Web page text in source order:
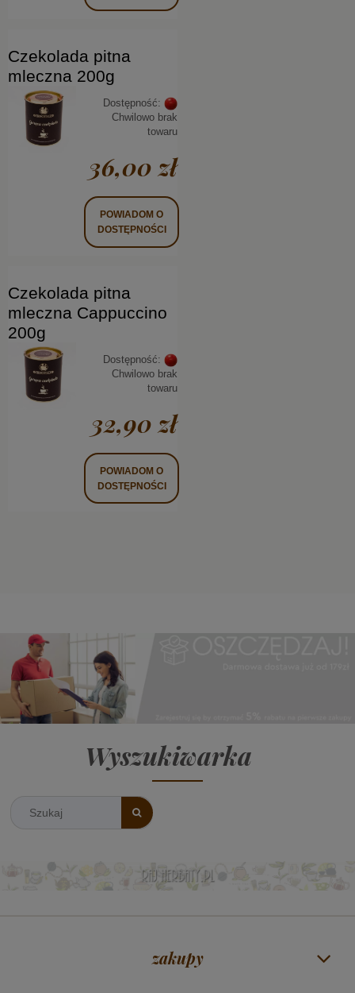
Czekolada pitna
mleczna 200g
Dostępność:
Chwilowo brak
towaru
36,00 zł
POWIADOM O
DOSTĘPNOŚCI
Czekolada pitna
mleczna Cappuccino
200g
Dostępność:
Chwilowo brak
towaru
32,90 zł
POWIADOM O
DOSTĘPNOŚCI
Wyszukiwarka
zakupy